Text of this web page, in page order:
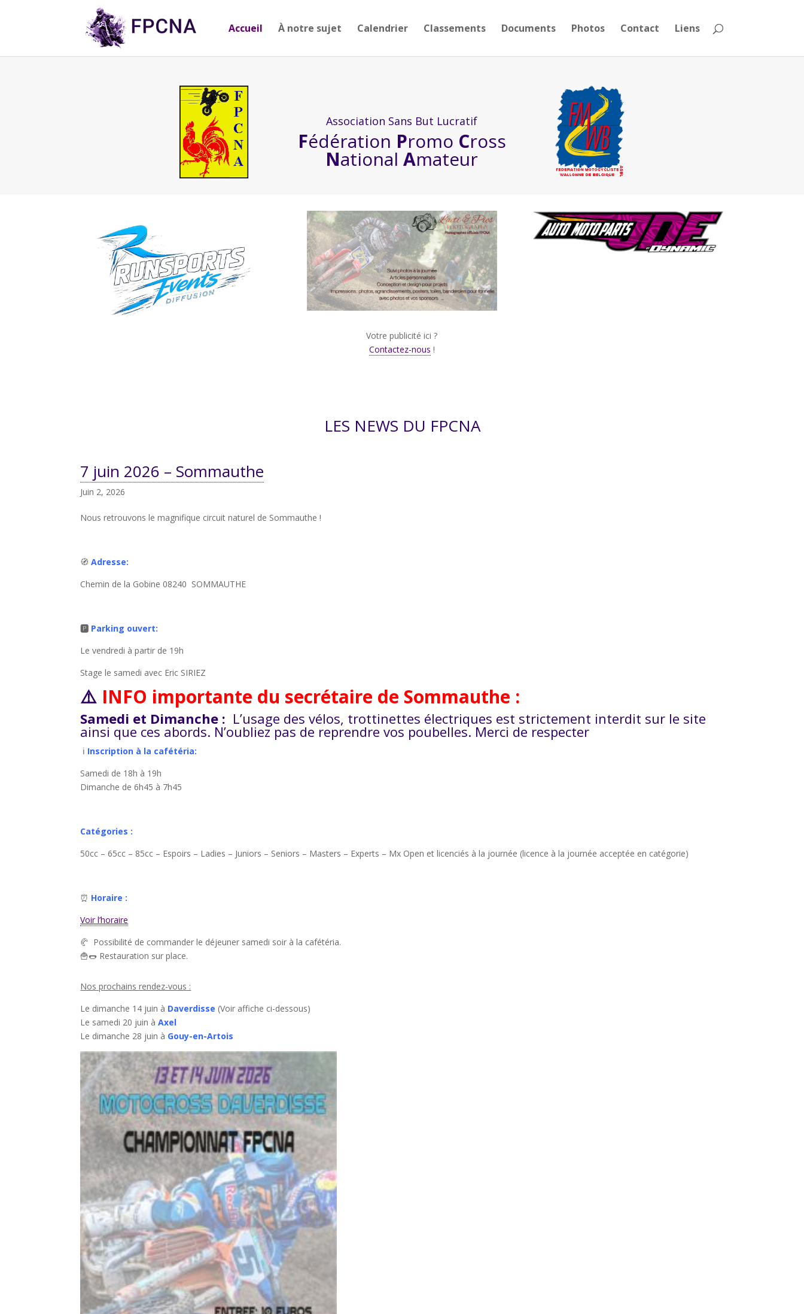
Accueil À notre sujet Calendrier Classements Documents Photos Contact Liens
Association Sans But Lucratif
Fédération Promo Cross
NationalAmateur
Votre publicité ici ?
Contactez-nous !
LES NEWS DU FPCNA
7 juin 2026 – Sommauthe
Juin 2, 2026
Nous retrouvons le magnifique circuit naturel de Sommauthe !
🧭Adresse:
Chemin de la Gobine 08240 SOMMAUTHE
🅿️ Parking ouvert:
Le vendredi à partir de 19h
Stage le samedi avec Eric SIRIEZ
⚠️ INFO importante du secrétaire de Sommauthe :
Samedi et Dimanche : L’usage des vélos, trottinettes électriques est strictement interdit sur le site
ainsi que ces abords. N’oubliez pas de reprendre vos poubelles. Merci de respecter
ℹ️ Inscription à la cafétéria:
Samedi de 18h à 19h
Dimanche de 6h45 à 7h45
Catégories :
50cc – 65cc – 85cc – Espoirs – Ladies – Juniors – Seniors – Masters – Experts – Mx Open et licenciés à la journée (licence à la journée acceptée en catégorie)
⏰️ Horaire :
Voir l’horaire
🥐 Possibilité de commander le déjeuner samedi soir à la cafétéria.
🍟🌭 Restauration sur place.
Nos prochains rendez-vous :
Le dimanche 14 juin à Daverdisse (Voir affiche ci-dessous)
Le samedi 20 juin àAxel
Le dimanche 28 juin à Gouy-en-Artois